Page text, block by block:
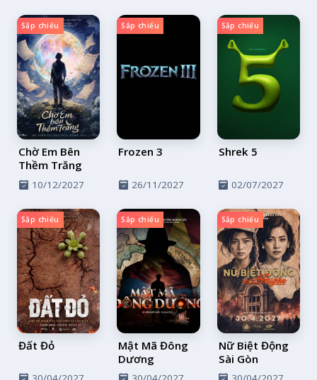
dventure
Musical
Suspense
Reality
Sắp chiếu
Chờ Em Bên
Thềm Trăng
10/12/2027
Sắp chiếu
Frozen 3
26/11/2027
Sắp chiếu
Shrek 5
02/07/2027
Sắp chiếu
Đất Đỏ
Sắp chiếu
Mật Mã Đông
Dương
Sắp chiếu
Nữ Biệt Động
Sài Gòn